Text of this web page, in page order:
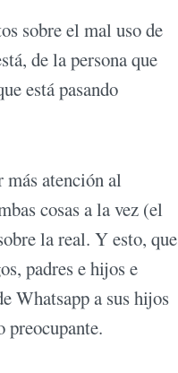
sobre el mal uso de
de la persona que
está pasando
más atención al
cosas a la vez (el
la real. Y esto, que
padres e hijos e
Whatsapp a sus hijos
preocupante.